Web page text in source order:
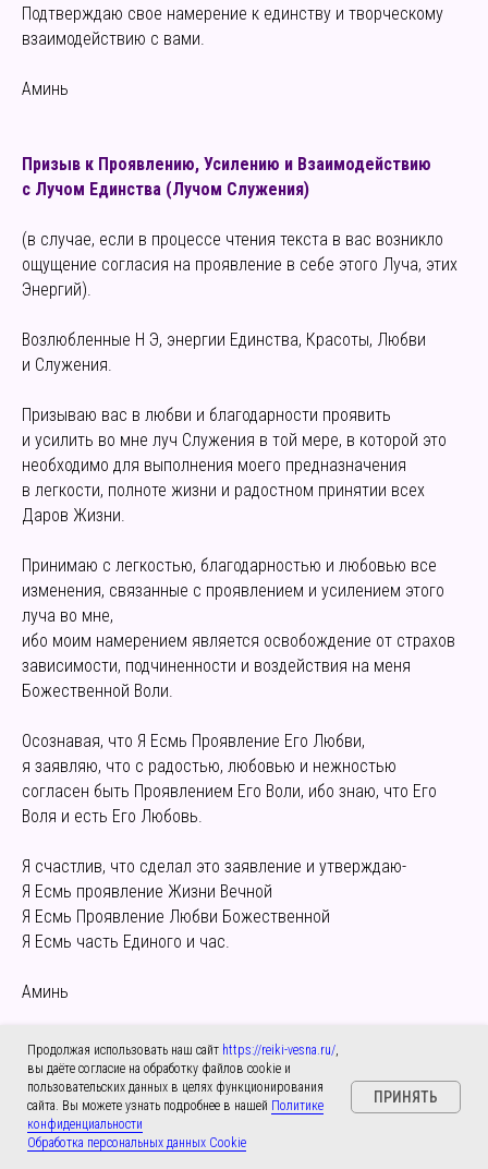
Подтверждаю свое намерение к единству и творческому
взаимодействию с вами.
Аминь
Призыв к Проявлению, Усилению и Взаимодействию
с Лучом Единства (Лучом Служения)
(в случае, если в процессе чтения текста в вас возникло
ощущение согласия на проявление в себе этого Луча, этих
Энергий).
Возлюбленные Н Э, энергии Единства, Красоты, Любви
и Служения.
Призываю вас в любви и благодарности проявить
и усилить во мне луч Служения в той мере, в которой это
необходимо для выполнения моего предназначения
в легкости, полноте жизни и радостном принятии всех
Даров Жизни.
Принимаю с легкостью, благодарностью и любовью все
изменения, связанные с проявлением и усилением этого
луча во мне,
ибо моим намерением является освобождение от страхов
зависимости, подчиненности и воздействия на меня
Божественной Воли.
Осознавая, что Я Есмь Проявление Его Любви,
я заявляю, что с радостью, любовью и нежностью
согласен быть Проявлением Его Воли, ибо знаю, что Его
Воля и есть Его Любовь.
Я счастлив, что сделал это заявление и утверждаю-
Я Есмь проявление Жизни Вечной
Я Есмь Проявление Любви Божественной
Я Есмь часть Единого и час.
Аминь
МЕДИТАЦИЯ «ЕДИНСТВО СОЗНАНИЯ»
(пожалуйста, сначала прочитайте до конца текст практики)
Продолжая использовать наш сайт https://reiki-vesna.ru/,
вы даёте согласие на обработку файлов cookie и
пользовательских данных в целях функционирования
сайта. Вы можете узнать подробнее в нашей Политике
конфиденциальности
Обработка персональных данных Cookie
ПРИНЯТЬ